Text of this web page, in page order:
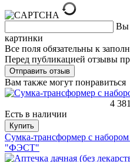
Вы
картинки
Все поля обязательны к
Перед публикацией отзывы
Вам также могут понравиться
4 381
Есть в наличии
Купить
Сумка-трансформер с
"ФЭСТ"